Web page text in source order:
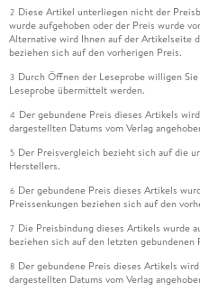
2 Diese Artikel unterliegen nicht der
wurde aufgehoben oder der Preis wurde
Alternative wird Ihnen auf der Artikelseite
beziehen sich auf den vorherigen Preis.
3 Durch Öffnen der Leseprobe willigen
Leseprobe übermittelt werden.
4 Der gebundene Preis dieses Artikels
dargestellten Datums vom Verlag
5 Der Preisvergleich bezieht sich auf die
Herstellers.
6 Der gebundene Preis dieses Artikels
Preissenkungen beziehen sich auf den
7 Die Preisbindung dieses Artikels wurde
beziehen sich auf den letzten gebundenen
8 Der gebundene Preis dieses Artikels
dargestellten Datums vom Verlag